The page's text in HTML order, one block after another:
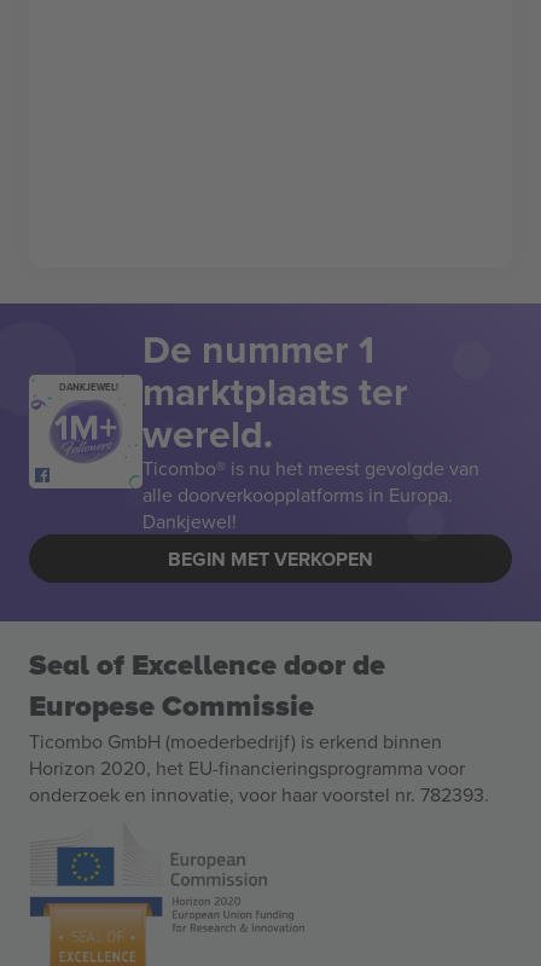
DANKJEWEL!
De nummer 1
marktplaats ter
wereld.
Ticombo® is nu het meest gevolgde van
alle doorverkoopplatforms in Europa.
Dankjewel!
BEGIN MET VERKOPEN
Seal of Excellence door de
Europese Commissie
Ticombo GmbH (moederbedrijf) is erkend binnen
Horizon 2020, het EU-financieringsprogramma voor
onderzoek en innovatie, voor haar voorstel nr. 782393.